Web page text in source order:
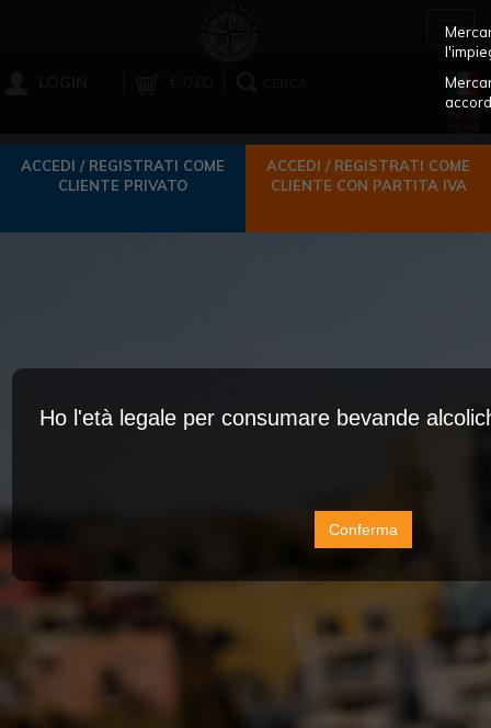
ACCEDI / REGISTRATI COME
CLIENTE PRIVATO
ACCEDI / REGISTRATI COME
CLIENTE CON PARTITA IVA
Ho l'età legale per consumare bevande
Conferma